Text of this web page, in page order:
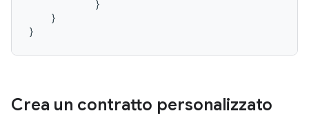
}
}
}
Crea un contratto personalizzato